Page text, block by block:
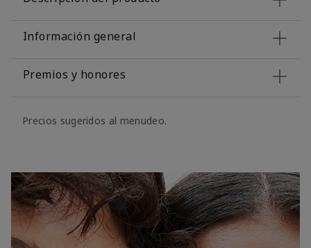
Información general
Premios y honores
Precios sugeridos al menudeo.